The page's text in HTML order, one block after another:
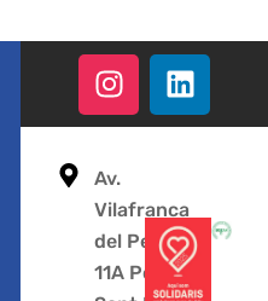
Av.
Vilafranca
del Penedès
11A Polígon